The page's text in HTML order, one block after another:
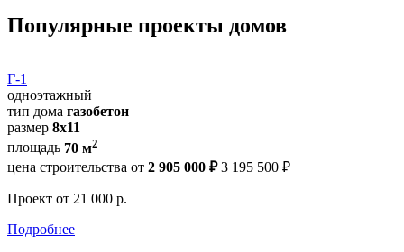
Популярные проекты домов
Г-1
одноэтажный
тип дома газобетон
размер 8х11
площадь 70 м2
цена строительства от 2 905 000 ₽ 3 195 500 ₽
Проект от 21 000 р.
Подробнее